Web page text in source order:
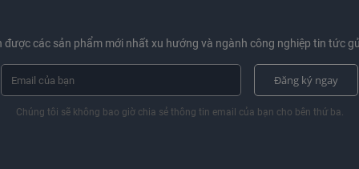
được các sản phẩm mới nhất xu hướng và ngành công nghiệp tin tức
Đăng ký ngay
Chúng tôi sẽ không bao giờ chia sẻ thông tin email của bạn cho bên thứ ba.